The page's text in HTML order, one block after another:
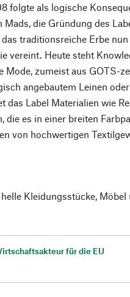
folgte als logische
Mads, die Gründung des
traditionsreiche Erbe
vereint. Heute steht
Mode, zumeist aus GOTS-
angebautem Leinen oder
das Label Materialien wie
die es in einer breiten
von hochwertigen
Kleidungsstücke,
für die EU